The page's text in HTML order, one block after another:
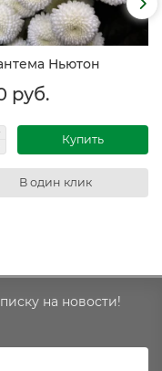
Ньютон
руб.
Купить
В один клик
на новости!